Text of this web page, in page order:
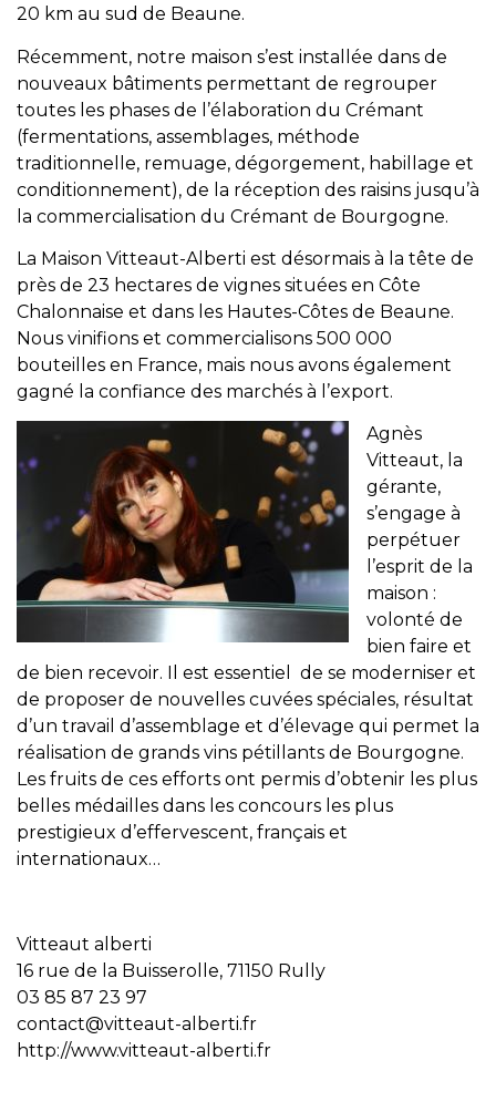
20 km au sud de Beaune.
Récemment, notre maison s’est installée dans de
nouveaux bâtiments permettant de regrouper
toutes les phases de l’élaboration du Crémant
(fermentations, assemblages, méthode
traditionnelle, remuage, dégorgement, habillage et
conditionnement), de la réception des raisins jusqu’à
la commercialisation du Crémant de Bourgogne.
La Maison Vitteaut-Alberti est désormais à la tête de
près de 23 hectares de vignes situées en Côte
Chalonnaise et dans les Hautes-Côtes de Beaune.
Nous vinifions et commercialisons 500 000
bouteilles en France, mais nous avons également
gagné la confiance des marchés à l’export.
Agnès
Vitteaut, la
gérante,
s’engage à
perpétuer
l’esprit de la
maison :
volonté de
bien faire et
de bien recevoir. Il est essentiel de se moderniser et
de proposer de nouvelles cuvées spéciales, résultat
d’un travail d’assemblage et d’élevage qui permet la
réalisation de grands vins pétillants de Bourgogne.
Les fruits de ces efforts ont permis d’obtenir les plus
belles médailles dans les concours les plus
prestigieux d’effervescent, français et
internationaux…
Vitteaut alberti
16 rue de la Buisserolle, 71150 Rully
03 85 87 23 97
contact@vitteaut-alberti.fr
http://www.vitteaut-alberti.fr